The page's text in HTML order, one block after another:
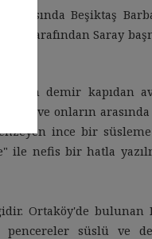
Beşiktaş
tarafından Saray
kalın demir kapıdan
ve onların
ince bir
ile nefis bir hatla
Ortaköy'de bulunan
süslü ve